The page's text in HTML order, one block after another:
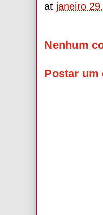
at janeiro
Nenhum
Postar um